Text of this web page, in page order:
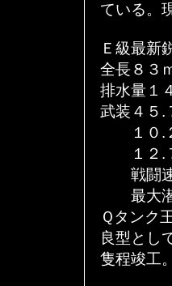
ている。
Ｅ級最新
全長８３
排水量１
武装４５.
１０.２
１２.７
戦闘速
最大潜
Ｑタンク
良型とし
隻程竣工。